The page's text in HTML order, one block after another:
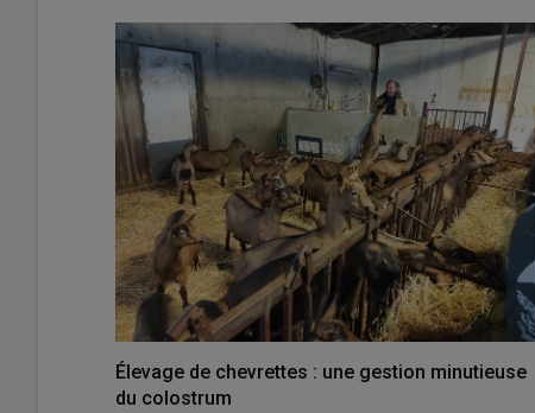
Élevage de chevrettes : une gestion minutieuse
du colostrum